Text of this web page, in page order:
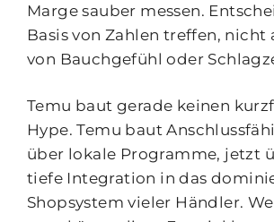
Marge sauber messen.
Basis von Zahlen treffen, nicht
von Bauchgefühl oder
Temu baut gerade keinen
Hype. Temu baut
über lokale Programme, jetzt
tiefe Integration in das
Shopsystem vieler Händler.